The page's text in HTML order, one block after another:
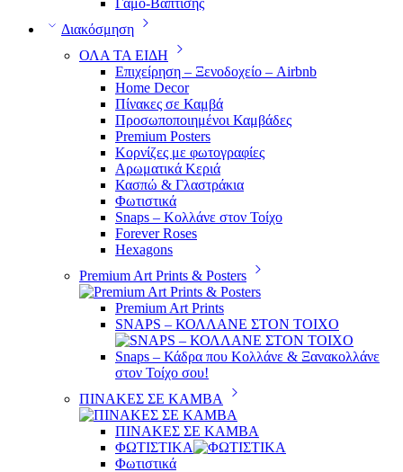
Διακόσμηση
ΟΛΑ ΤΑ ΕΙΔΗ
Επιχείρηση – Ξενοδοχείο – Airbnb
Home Decor
Πίνακες σε Καμβά
Προσωποποιημένοι Καμβάδες
Premium Posters
Κορνίζες με φωτογραφίες
Αρωματικά Κεριά
Κασπώ & Γλαστράκια
Φωτιστικά
Snaps – Κολλάνε στον Τοίχο
Forever Roses
Hexagons
Premium Art Prints & Posters
Premium Art Prints
SNAPS – ΚΟΛΛΑΝΕ ΣΤΟΝ ΤΟΙΧΟ
Snaps – Κάδρα που Κολλάνε & Ξανακολλάνε
στον Τοίχο σου!
ΠΙΝΑΚΕΣ ΣΕ ΚΑΜΒΑ
ΠΙΝΑΚΕΣ ΣΕ ΚΑΜΒΑ
ΦΩΤΙΣΤΙΚΑ
Φωτιστικά